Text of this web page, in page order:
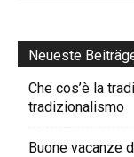
Neueste
Che cos’è la
tradizionalismo
Buone vacanze